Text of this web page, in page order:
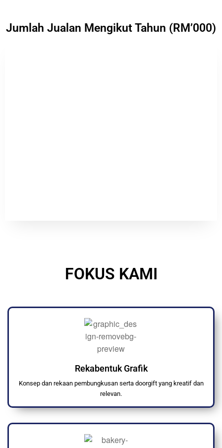
Jumlah Jualan Mengikut Tahun (RM’000)
FOKUS KAMI
Rekabentuk Grafik
Konsep dan rekaan pembungkusan serta doorgift yang kreatif dan
relevan.